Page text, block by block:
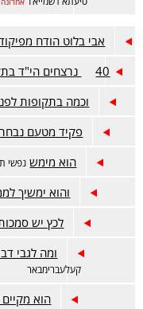
אבי בלוט הודח
40 נרצחים הי"ד בתקופת אבי בלוט
וכמה בתקופות
פקיד מטעם
הוא מימש נפשי
והוא ימשיך
לכץ יש
ומה לגבי
קעלעברימבאר
הוא